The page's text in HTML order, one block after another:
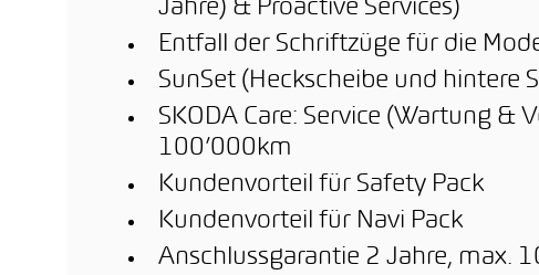
Jahre) & Proactive Services)
Entfall der Schriftzüge für die
SunSet (Heckscheibe und hintere
SKODA Care: Service (Wartung &
100’000km
Kundenvorteil für Safety Pack
Kundenvorteil für Navi Pack
Anschlussgarantie 2 Jahre, max.